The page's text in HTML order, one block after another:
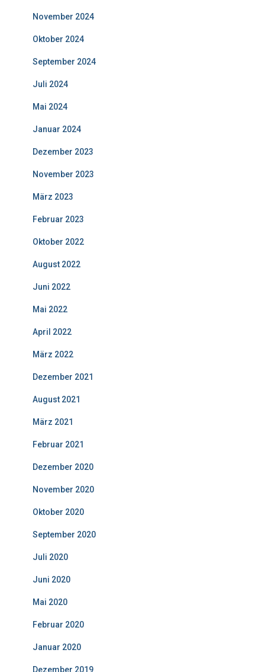
November 2024
Oktober 2024
September 2024
Juli 2024
Mai 2024
Januar 2024
Dezember 2023
November 2023
März 2023
Februar 2023
Oktober 2022
August 2022
Juni 2022
Mai 2022
April 2022
März 2022
Dezember 2021
August 2021
März 2021
Februar 2021
Dezember 2020
November 2020
Oktober 2020
September 2020
Juli 2020
Juni 2020
Mai 2020
Februar 2020
Januar 2020
Dezember 2019